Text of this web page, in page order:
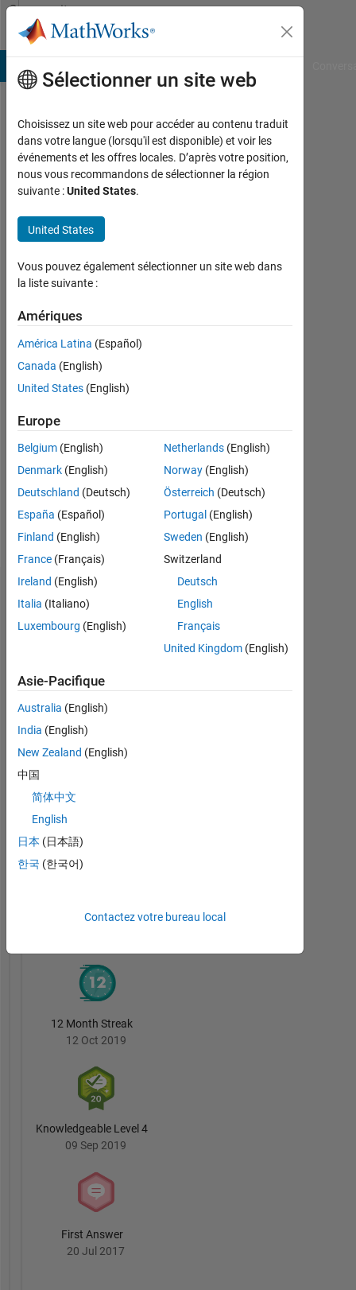
Passer au contenu
Community
Profile
Yoshio
Last
seen:
plus
an il
y a
Actif
2012
Followers:
Following:
0
Follow
Yoshio's
Community
Badges
Tout
MATLAB Mini Hack...
12 Month Streak
12 Oct 2019
Knowledgeable Level 4
09 Sep 2019
First Answer
20 Jul 2017
Sélectionner un site web
Choisissez un site web pour accéder au contenu traduit
dans votre langue (lorsqu'il est disponible) et voir les
événements et les offres locales. D’après votre position,
nous vous recommandons de sélectionner la région
suivante :United States.
United States
Vous pouvez également sélectionner un site web dans
la liste suivante :
Amériques
América Latina (Español)
Canada (English)
United States (English)
Europe
Belgium (English)
Denmark (English)
Deutschland (Deutsch)
España (Español)
Finland (English)
France (Français)
Ireland (English)
Italia (Italiano)
Luxembourg (English)
Netherlands(English)
Norway(English)
Österreich (Deutsch)
Portugal (English)
Sweden (English)
Switzerland
Deutsch
English
Français
United Kingdom(English)
Asie-Pacifique
Australia (English)
India (English)
New Zealand (English)
中国
简体中文
English
日本 (日本語)
한국 (한국어)
Contactez votre bureau local